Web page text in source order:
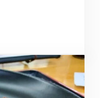
選出の職人気質のお店、